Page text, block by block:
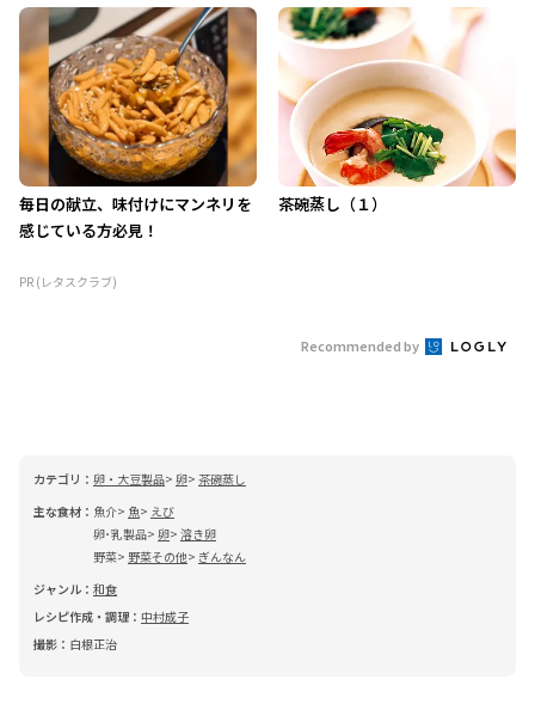
毎日の献立、味付けにマンネリを
感じている方必見！
PR (レタスクラブ)
茶碗蒸し（１）
Recommended by
カテゴリ： 卵・大豆製品 卵 茶碗蒸し
主な食材： 魚介 魚
えび
卵･乳製品 卵 溶き卵
野菜
野菜その他
ぎんなん
ジャンル： 和食
レシピ作成・調理： 中村成子
撮影： 白根正治